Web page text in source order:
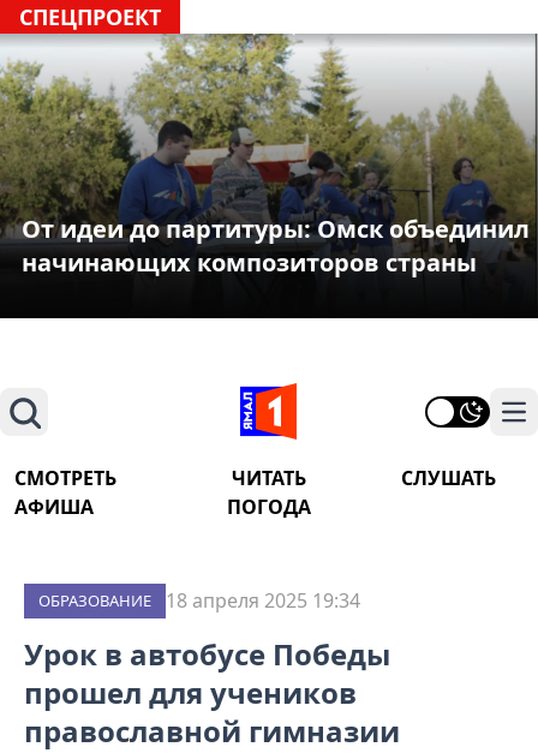
СПЕЦПРОЕКТ
От идеи до партитуры: Омск объединил
начинающих композиторов страны
Поиск
СМОТРЕТЬ ЧИТАТЬ
СЛУШАТЬ
АФИША
ПОГОДА
ОБРАЗОВАНИЕ 18 апреля 2025 19:34
Урок в автобусе Победы
прошел для учеников
православной гимназии